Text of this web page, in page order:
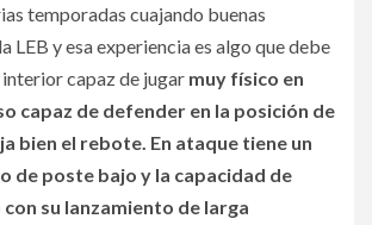
temporadas cuajando buenas
LEB y esa experiencia es algo que debe
interior capaz de jugar muy físico en
capaz de defender en la posición de
bien el rebote. En ataque tiene un
de poste bajo y la capacidad de
su lanzamiento de larga